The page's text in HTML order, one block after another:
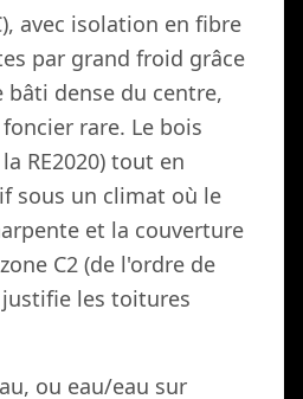
avec isolation en fibre
par grand froid grâce
bâti dense du centre,
rare. Le bois
RE2020) tout en
sous un climat où le
et la couverture
C2 (de l'ordre de
les toitures
ou eau/eau sur